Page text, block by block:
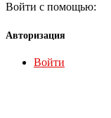
Войти с помощью:
Авторизация
Войти